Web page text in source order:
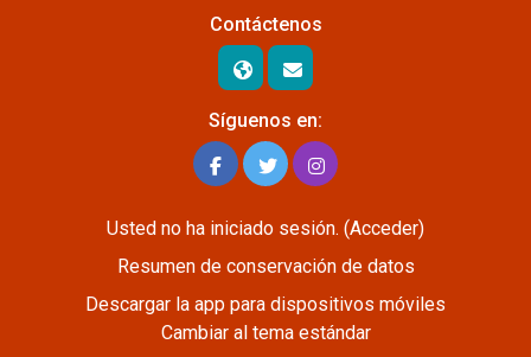
Contáctenos
Síguenos en:
Usted no ha iniciado sesión. (Acceder)
Resumen de conservación de datos
Descargar la app para dispositivos móviles
Cambiar al tema estándar